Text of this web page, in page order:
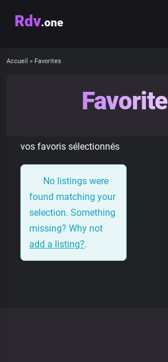
Rdv.one
Accueil » Favorites
vos favoris sélectionnés
No listings were
found matching your
selection. Something
missing? Why not
add a listing?.